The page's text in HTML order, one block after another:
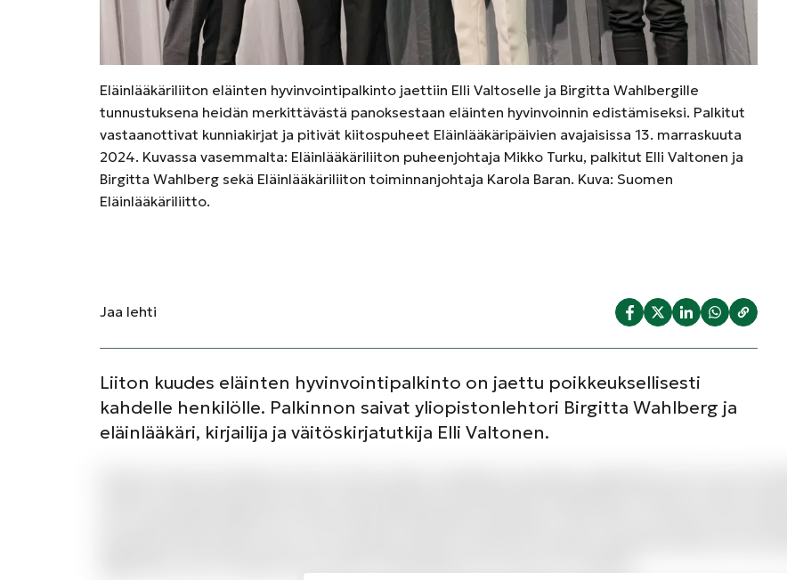
Eläinlääkäriliiton eläinten hyvinvointipalkinto jaettiin Elli Valtoselle ja Birgitta Wahlbergille
tunnustuksena heidän merkittävästä panoksestaan eläinten hyvinvoinnin edistämiseksi. Palkitut
vastaanottivat kunniakirjat ja pitivät kiitospuheet Eläinlääkäripäivien avajaisissa 13. marraskuuta
2024. Kuvassa vasemmalta: Eläinlääkäriliiton puheenjohtaja Mikko Turku, palkitut Elli Valtonen ja
Birgitta Wahlberg sekä Eläinlääkäriliiton toiminnanjohtaja Karola Baran. Kuva: Suomen
Eläinlääkäriliitto.
Jaa lehti
Liiton kuudes eläinten hyvinvointipalkinto on jaettu poikkeuksellisesti
kahdelle henkilölle. Palkinnon saivat yliopistonlehtori Birgitta Wahlberg ja
eläinlääkäri, kirjailija ja väitöskirjatutkija Elli Valtonen.